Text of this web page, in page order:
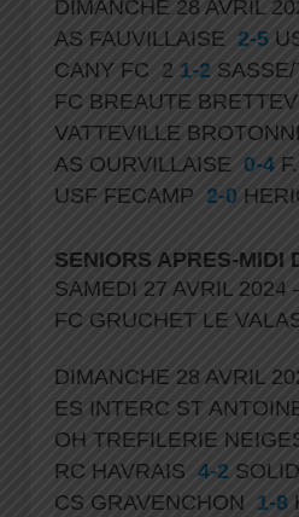
DIMANCHE 28 AVRIL
AS FAUVILLAISE 2-5
CANY FC 2 1-2
FC BREAUTE
VATTEVILLE
AS OURVILLAISE 0-4
USF FECAMP 2-0
SENIORS APRES-MIDI
SAMEDI 27 AVRIL 2024
FC GRUCHET LE
DIMANCHE 28 AVRIL
ES INTERC ST
OH TREFILERIE
RC HAVRAIS 4-2
CS GRAVENCHON 1-8